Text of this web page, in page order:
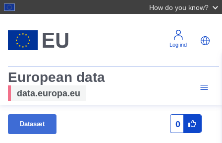
How do you know?
Log ind
European data
data.europa.eu
Datasæt 0